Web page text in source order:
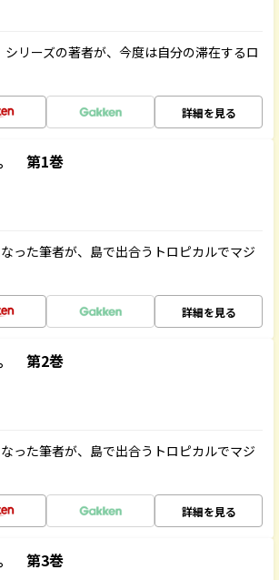
リーズの著者が、今度は自分の滞在するロ
詳細を見る
第1巻
った筆者が、島で出合うトロピカルでマジ
詳細を見る
第2巻
った筆者が、島で出合うトロピカルでマジ
詳細を見る
第3巻